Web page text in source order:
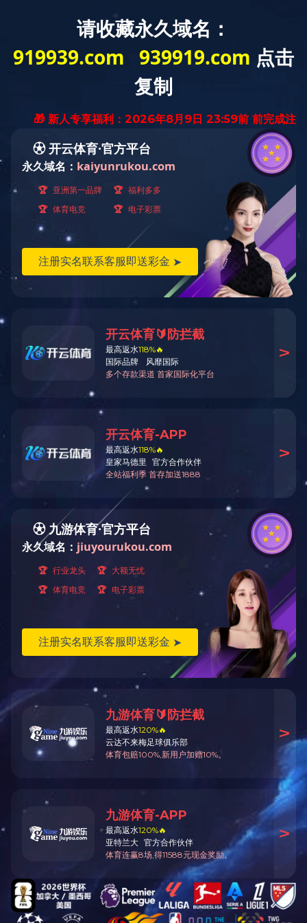
首页 九游官方(中国)总部 党群工作
您当前所在位置：主页 学习园地
随着崔庄煤矿采
青安岗检查组设计了开
打出高质量的炮眼，如
安全事故，职工有苦衷
针对这一问题，
以把握钻杆的方向不
套管。固定式套管是
另一端做一个卡，方便
从钻杆上取下来，打的
经过多次的反复